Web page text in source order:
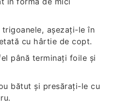
așezați-le în
cu hârtie de copt.
până terminați foile și
bătut și presărați-le cu